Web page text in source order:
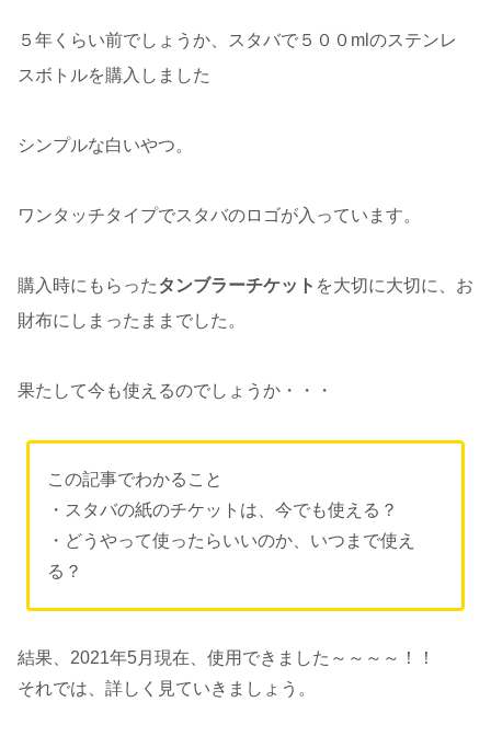
５年くらい前でしょうか、スタバで５００mlのステンレ
スボトルを購入しました
シンプルな白いやつ。
ワンタッチタイプでスタバのロゴが入っています。
購入時にもらった タンブラーチケット を大切に大切に、お
財布にしまったままでした。
果たして今も使えるのでしょうか・・・
この記事でわかること
・スタバの紙のチケットは、今でも使える？
・どうやって使ったらいいのか、いつまで使え
る？
結果、2021年5月現在、使用できました～～～～！！
それでは、詳しく見ていきましょう。